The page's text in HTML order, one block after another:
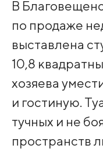
В
по продаже
выставлена
10,8
хозяева
и гостиную.
тучных и не
пространств